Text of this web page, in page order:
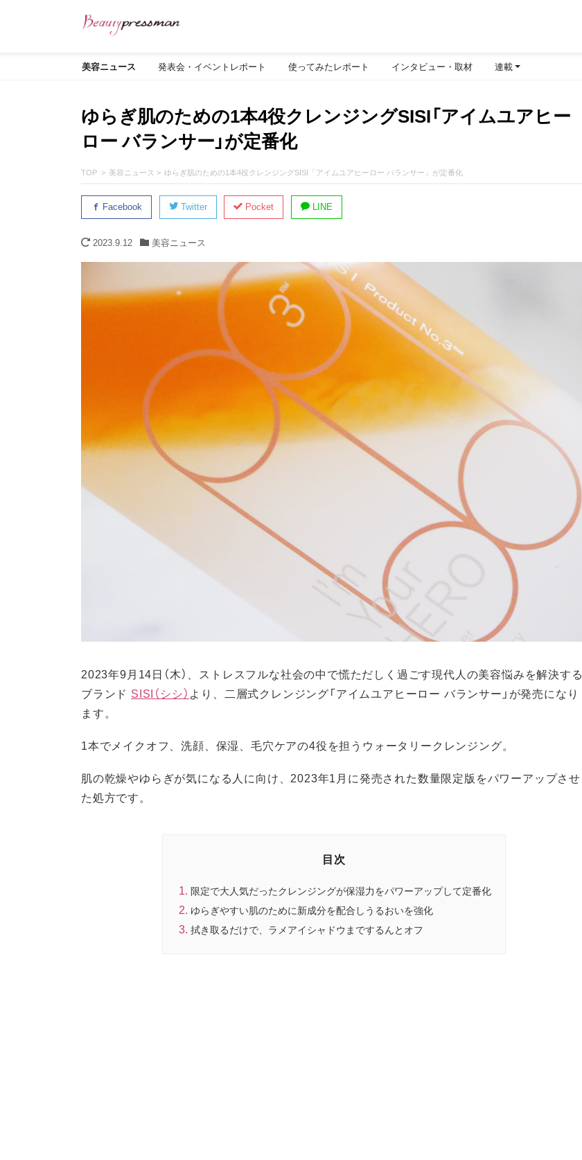
美容ニュース 発表会・イベントレポート 使ってみたレポート インタビュー・取材 連載
ゆらぎ肌のための1本4役クレンジングSISI「アイムユアヒー
ロー バランサー」が定番化
TOP 美容ニュース ゆらぎ肌のための1本4役クレンジングSISI「アイムユアヒーロー バランサー」が定番化
Facebook Twitter Pocket LINE
2023.9.12 美容ニュース
2023年9月14日（木）、ストレスフルな社会の中で慌ただしく過ごす現代人の美容悩みを解決する
ブランド SISI（シシ） より、二層式クレンジング「アイムユアヒーロー バランサー」が発売になり
ます。
1本でメイクオフ、洗顔、保湿、毛穴ケアの4役を担うウォータリークレンジング。
肌の乾燥やゆらぎが気になる人に向け、2023年1月に発売された数量限定版をパワーアップさせ
た処方です。
目次
限定で大人気だったクレンジングが保湿力をパワーアップして定番化
ゆらぎやすい肌のために新成分を配合しうるおいを強化
拭き取るだけで、ラメアイシャドウまでするんとオフ